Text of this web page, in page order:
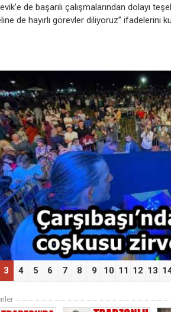
de başarılı çalışmalarından dolayı
de hayırlı görevler diliyoruz” ifadelerini
3 4 5 6 7 8 9 10 11 12 13